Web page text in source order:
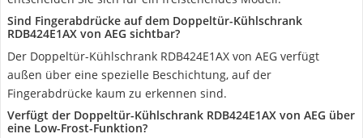
Sind Fingerabdrücke auf dem Doppeltür-Kühlschrank
RDB424E1AX von AEG sichtbar?
Der Doppeltür-Kühlschrank RDB424E1AX von AEG verfügt
außen über eine spezielle Beschichtung, auf der
Fingerabdrücke kaum zu erkennen sind.
Verfügt der Doppeltür-Kühlschrank RDB424E1AX von AEG über
eine Low-Frost-Funktion?